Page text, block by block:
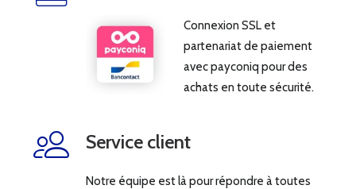
Connexion SSL et
partenariat de paiement
avec payconiq pour des
achats en toute sécurité.
Service client
Notre équipe est là pour répondre à toutes